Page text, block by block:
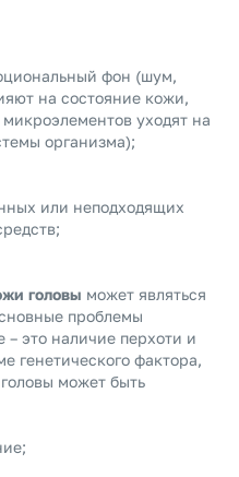
фон (шум,
на состояние кожи,
уходят на
организма);
или неподходящих
головы может являться
проблемы
это наличие перхоти и
генетического фактора,
может быть